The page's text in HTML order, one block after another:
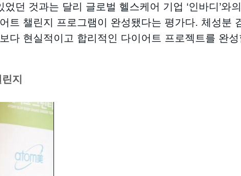
던 것과는 달리 글로벌 헬스케어 기업 ‘인바디’와
트 챌린지 프로그램이 완성됐다는 평가다. 체성분
다 현실적이고 합리적인 다이어트 프로젝트를 완
지